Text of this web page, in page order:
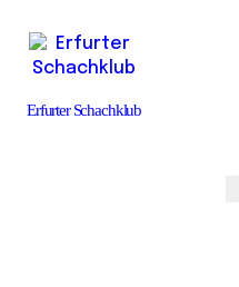
content
Erfurter Schachklub